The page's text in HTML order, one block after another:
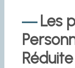
Les
Réduite